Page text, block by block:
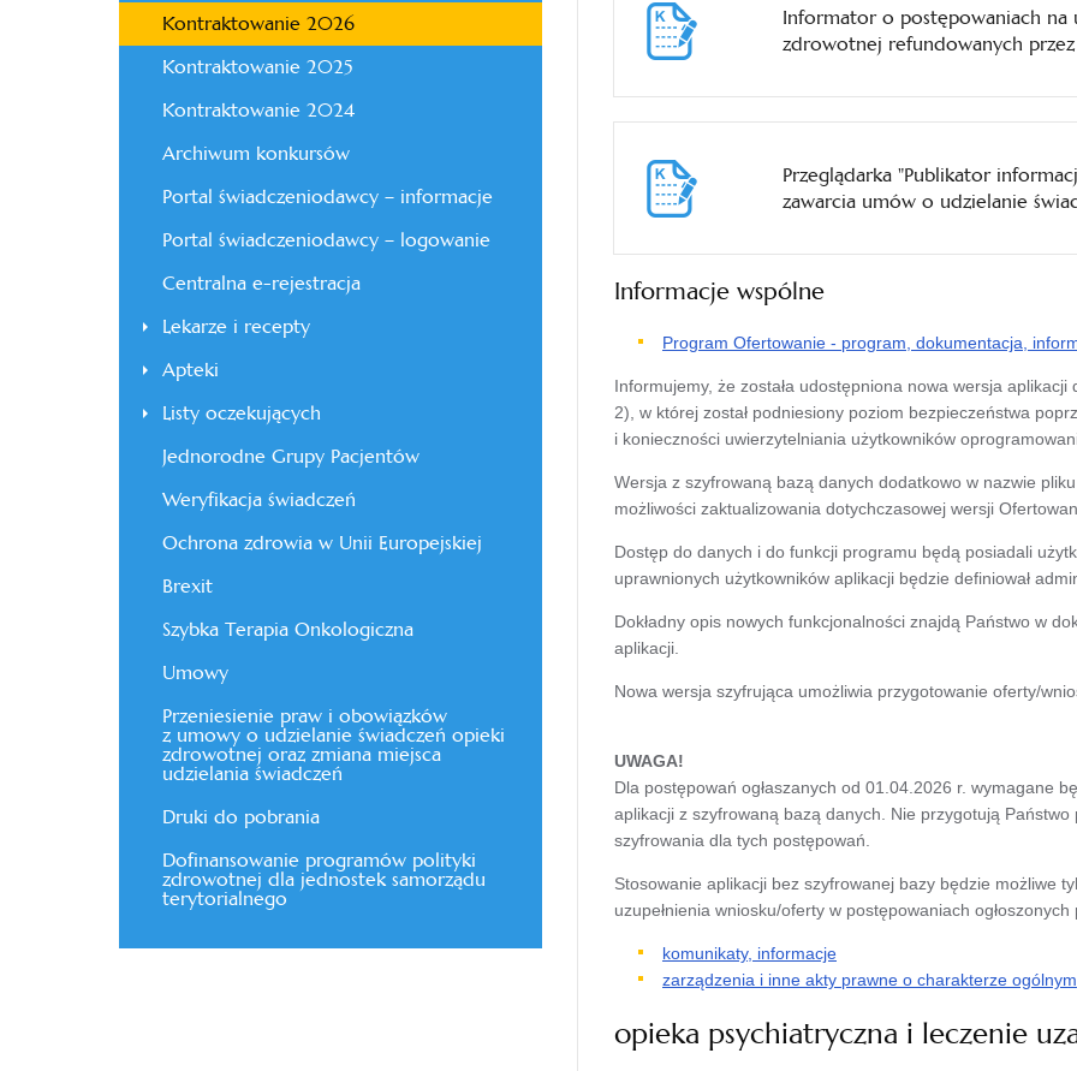
Kontraktowanie 2026
Kontraktowanie 2025
Kontraktowanie 2024
Archiwum konkursów
Portal świadczeniodawcy – informacje
Portal świadczeniodawcy – logowanie
Centralna e-rejestracja
Lekarze i recepty
Apteki
Listy oczekujących
Jednorodne Grupy Pacjentów
Weryfikacja świadczeń
Ochrona zdrowia w Unii Europejskiej
Brexit
Szybka Terapia Onkologiczna
Umowy
Przeniesienie praw i obowiązków
z umowy o udzielanie świadczeń opieki
zdrowotnej oraz zmiana miejsca
udzielania świadczeń
Druki do pobrania
Dofinansowanie programów polityki
zdrowotnej dla jednostek samorządu
terytorialnego
Informator o postępowaniach na
zdrowotnej refundowanych
Przeglądarka "Publikator
zawarcia umów o udzielanie
Informacje wspólne
Program Ofertowanie - program, dokumentacja,
Informujemy, że została udostępniona nowa wersja
2), w której został podniesiony poziom bezpieczeństwa
i konieczności uwierzytelniania użytkowników
Wersja z szyfrowaną bazą danych dodatkowo w nazwie
możliwości zaktualizowania dotychczasowej wersji
Dostęp do danych i do funkcji programu będą posiadali
uprawnionych użytkowników aplikacji będzie definiował
Dokładny opis nowych funkcjonalności znajdą Państwo w
aplikacji.
Nowa wersja szyfrująca umożliwia przygotowanie oferty/
UWAGA!
Dla postępowań ogłaszanych od 01.04.2026 r. wymagane
aplikacji z szyfrowaną bazą danych. Nie przygotują
szyfrowania dla tych postępowań.
Stosowanie aplikacji bez szyfrowanej bazy będzie możliwe
uzupełnienia wniosku/oferty w postępowaniach
komunikaty, informacje
zarządzenia i inne akty prawne o charakterze ogólnym
opieka psychiatryczna i leczenie